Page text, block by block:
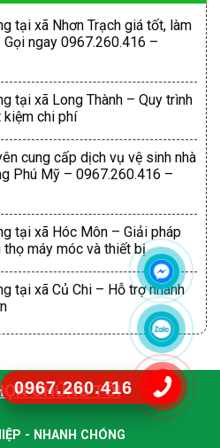
0967.260.416
tại xã Nhơn Trạch giá tốt, làm
ngay 0967.260.416 –
tại xã Long Thành – Quy trình
kiệm chi phí
cung cấp dịch vụ vệ sinh nhà
Phú Mỹ – 0967.260.416 –
tại xã Hóc Môn – Giải pháp
máy móc và thiết bị
tại xã Củ Chi – Hỗ trợ nhanh
CHÚNG TÔI
- NHANH CHÓNG